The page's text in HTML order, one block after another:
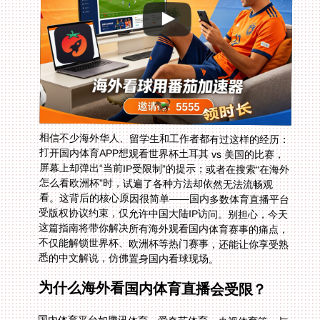
相信不少海外华人、留学生和工作者都有过这样的经历：
打开国内体育APP想观看世界杯土耳其 vs 美国的比赛，
屏幕上却弹出“当前IP受限制”的提示；或者在搜索“在海外
怎么看欧洲杯”时，试遍了各种方法却依然无法流畅观
看。这背后的核心原因很简单——国内多数体育直播平台
受版权协议约束，仅允许中国大陆IP访问。别担心，今天
这篇指南将带你解决所有海外观看国内体育赛事的痛点，
不仅能解锁世界杯、欧洲杯等热门赛事，还能让你享受熟
悉的中文解说，仿佛置身国内看球现场。
为什么海外看国内体育直播会受限？